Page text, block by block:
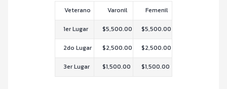
Veterano Varonil Femenil
1er Lugar $5,500.00 $5,500.00
2do Lugar $2,500.00 $2,500.00
3er Lugar $1,500.00 $1,500.00